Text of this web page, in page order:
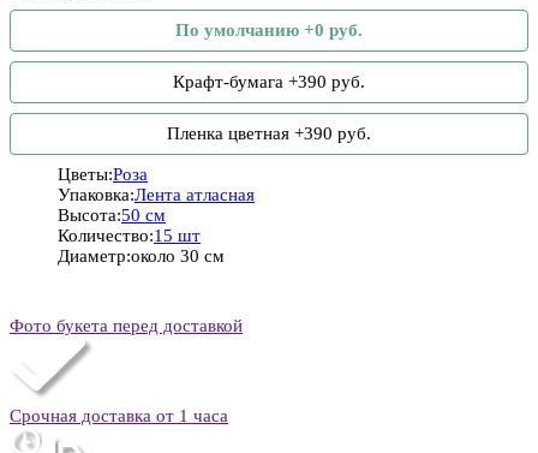
По умолчанию +0 руб.
Крафт-бумага +390 руб.
Пленка цветная +390 руб.
Цветы:Роза
Упаковка:Лента атласная
Высота:50 см
Количество:15 шт
Диаметр:около 30 см
Фото букета перед доставкой
Срочная доставка от 1 часа